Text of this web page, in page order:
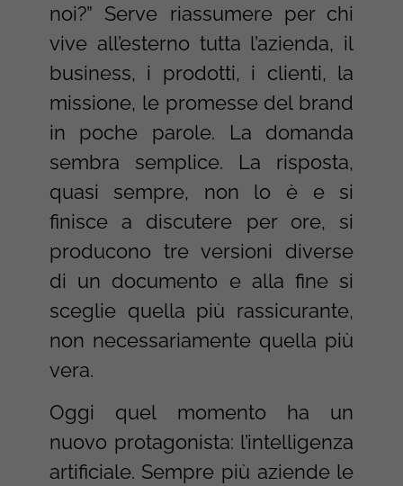
noi?” Serve riassumere per chi
vive all’esterno tutta l’azienda, il
business, i prodotti, i clienti, la
missione, le promesse del brand
in poche parole. La domanda
sembra semplice. La risposta,
quasi sempre, non lo è e si
finisce a discutere per ore, si
producono tre versioni diverse
di un documento e alla fine si
sceglie quella più rassicurante,
non necessariamente quella più
vera.
Oggi quel momento ha un
nuovo protagonista: l’intelligenza
artificiale. Sempre più aziende le